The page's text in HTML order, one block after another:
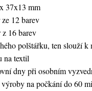
37x13 mm
12 barev
16 barev
polštářku, ten slouží
na textil
dny při osobním
výroby na počkání do 60